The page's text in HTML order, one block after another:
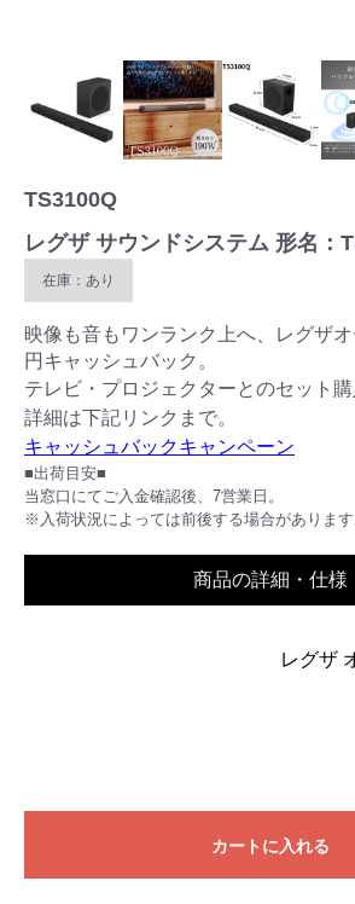
TS3100Q
レグザ サウンドシステム 形名：
在庫：あり
映像も音もワンランク上へ、レグザ
円キャッシュバック。
テレビ・プロジェクターとのセット購
詳細は下記リンクまで。
キャッシュバックキャンペーン
■出荷目安■
当窓口にてご入金確認後、7営業日。
※入荷状況によっては前後する場合があります
商品の詳細・仕様
レグザ
カートに入れる